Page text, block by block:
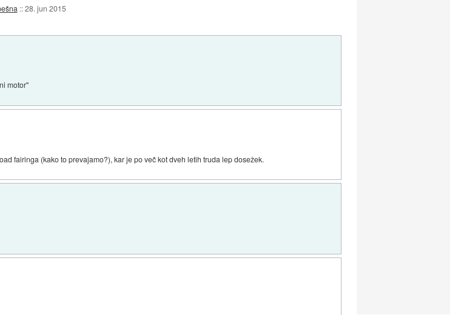
::28. jun 2015
motor"
fairinga (kako to prevajamo?), kar je po več kot dveh letih truda lep dosežek.